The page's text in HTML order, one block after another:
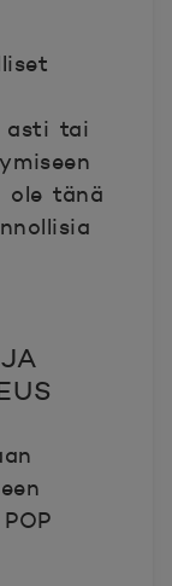
asti tai
ole tänä